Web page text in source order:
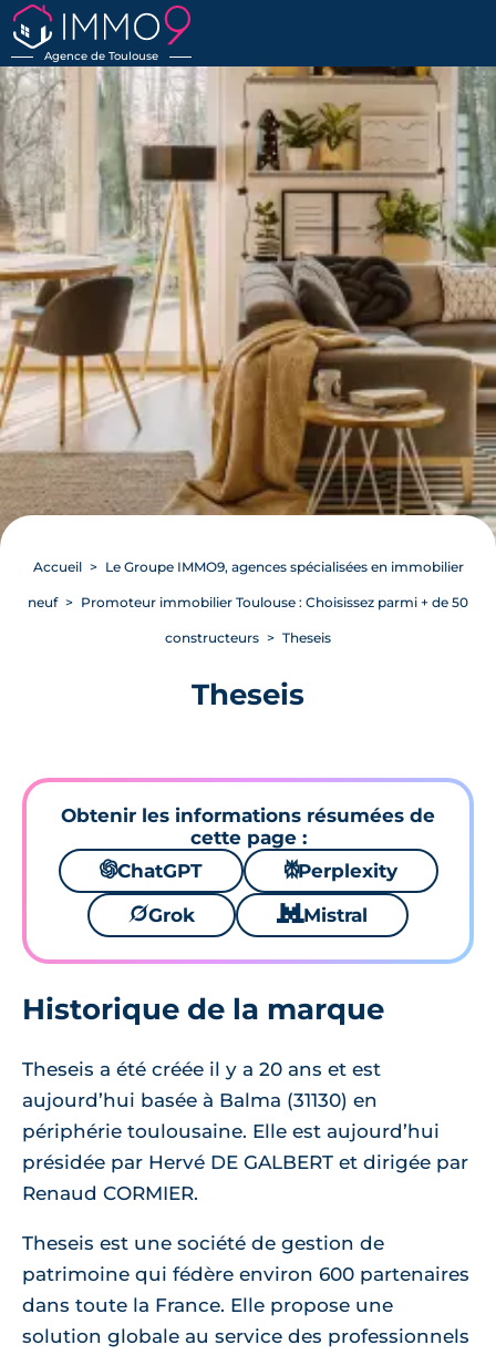
Agence de Toulouse
Accueil Le Groupe IMMO9, agences spécialisées en immobilier
neuf Promoteur immobilier Toulouse : Choisissez parmi + de 50
constructeurs Theseis
Theseis
Obtenir les informations résumées de
cette page :
🌌ChatGPT ⚙Perplexity
🪐Grok 🐱 Mistral
Historique de la marque
Theseis a été créée il y a 20 ans et est
aujourd’hui basée à Balma (31130) en
périphérie toulousaine. Elle est aujourd’hui
présidée par Hervé DE GALBERT et dirigée par
Renaud CORMIER.
Theseis est une société de gestion de
patrimoine qui fédère environ 600 partenaires
dans toute la France. Elle propose une
solution globale au service des professionnels